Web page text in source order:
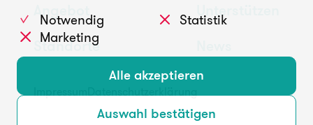
Standorte
Notwendig
Statistik
Marketing
Alle akzeptieren
Auswahl bestätigen